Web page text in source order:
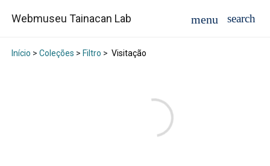
Webmuseu Tainacan Lab
Início > Coleções > Filtro > Visitação